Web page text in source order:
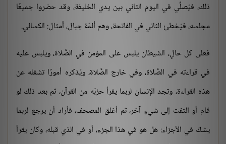
ذلك، فيُصلِّي في اليوم الثاني بين يدي الخليفة، وقد حضروا جميعًا
مجلسه، فيُخطئ الثاني في الفاتحة، وهم أئمّة جبال، أمثال: الكسائي.
فعلى كل حالٍ، الشيطان يلبس على المؤمن في الصَّلاة، ويلبس عليه
في قراءته في الصَّلاة، وفي خارج الصَّلاة، ويُذكره أمورًا تشغله عن
هذه القراءة، وتجد الإنسان لربما يقرأ حزبَه من القرآن، ثم بعد ذلك لو
قام أو التفت إلى شيءٍ آخر، ثم أغلق المصحف، فأراد أن يرجع لربما
يشكّ في الأجزاء: هل هو في هذا الجزء، أو في الذي قبله، وكان يقرأ